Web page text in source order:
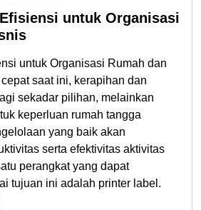
untuk Organisasi
untuk Organisasi Rumah dan
saat ini, kerapihan dan
sekadar pilihan, melainkan
keperluan rumah tangga
yang baik akan
serta efektivitas aktivitas
perangkat yang dapat
tujuan ini adalah printer label.